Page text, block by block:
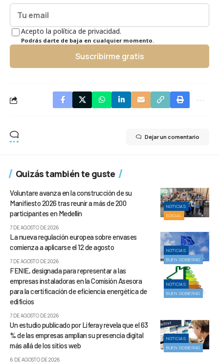
Acepto la política de privacidad.
Podrás darte de baja en cualquier momento.
Suscribirme gratis
Dejar un comentario
Quizás también te guste
NOTICIAS
SOCIAL
Voluntare avanza en la construcción de su
Manifiesto 2026 tras reunir a más de 200
participantes en Medellín
7 DE AGOSTO DE 2026
NOTICIAS
BUEN GOBIERNO
La nueva regulación europea sobre envases
comienza a aplicarse el 12 de agosto
7 DE AGOSTO DE 2026
NOTICIAS
BUEN GOBIERNO
FENIE, designada para representar a las
empresas instaladoras en la Comisión Asesora
para la certificación de eficiencia energética de
edificios
7 DE AGOSTO DE 2026
NOTICIAS
BUEN GOBIERNO
Un estudio publicado por Liferay revela que el 63
% de las empresas amplían su presencia digital
más allá de los sitios web
6 DE AGOSTO DE 2026